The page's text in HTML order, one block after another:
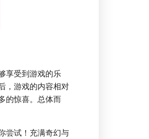
享受到游戏的乐
，游戏的内容相对
的惊喜。总体而
尝试！充满奇幻与